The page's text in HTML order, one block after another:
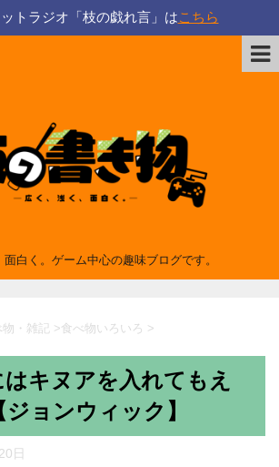
トラジオ「枝の戯れ言」はこちら
白く。ゲーム中心の趣味ブログです。
・雑記 > 食べ物いろいろ >
キヌアを入れてもえ
ョンウィック】
日